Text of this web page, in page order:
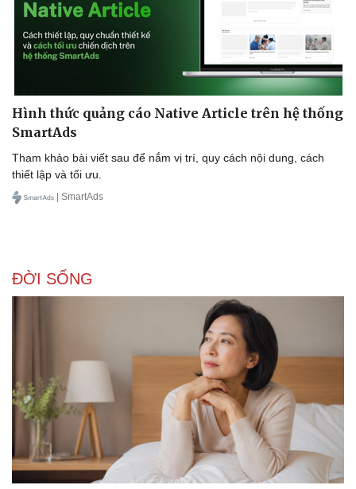
Văn hóa
Sân khấu - Điện ảnh
Văn học
Sao Việt
Hình thức quảng cáo Native Article trên hệ thống
SmartAds
Tham khảo bài viết sau để nắm vị trí, quy cách nội dung, cách
thiết lập và tối ưu.
| SmartAds
ĐỜI SỐNG